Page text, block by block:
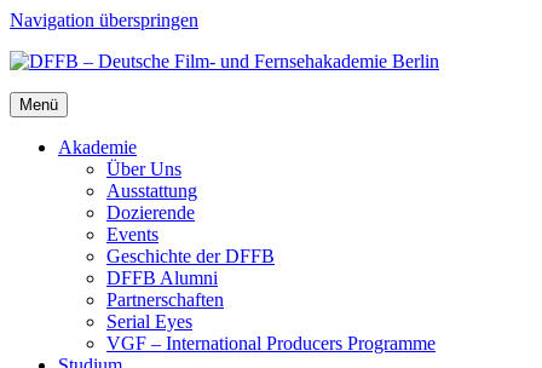
Navigation überspringen
Menü
Aka­de­mie
Über Uns
Aus­stat­tung
Dozie­ren­de
Events
Geschich­te der DFFB
DFFB Alum­ni
Part­ner­schaf­ten
Seri­al Eyes
VGF – Inter­na­tio­nal Pro­du­cers Pro­gram­me